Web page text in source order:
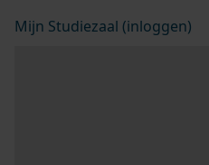
Mijn Studiezaal (inloggen)